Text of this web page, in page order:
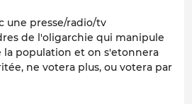
une presse/radio/tv
de l'oligarchie qui manipule
population et on s'etonnera
ne votera plus, ou votera par